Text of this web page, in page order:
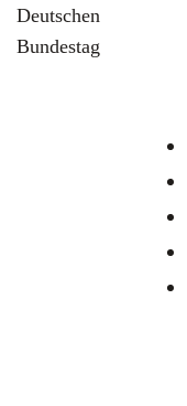
Deutschen
Bundestag